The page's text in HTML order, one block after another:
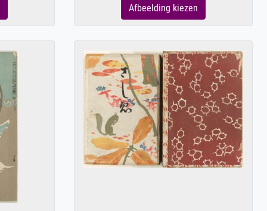
Afbeelding kiezen